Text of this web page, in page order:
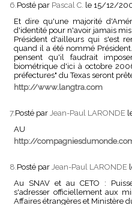
6.Posté par Pascal C. le 15/12/
Et dire qu'une majorité
d'identité pour n'avoir jamais
Président d'ailleurs qui s'est
quand il a été nommé
pensent qu'il faudrait
biométrique d'ici à octobre
préfectures" du Texas seront
http://www.langtra.com
7.Posté par Jean-Paul LARONDE
AU
http://
8.Posté par Jean-Paul LARONDE
Au SNAV et au CETO :
s'adresser officiellement aux
Affaires étrangères et Ministère